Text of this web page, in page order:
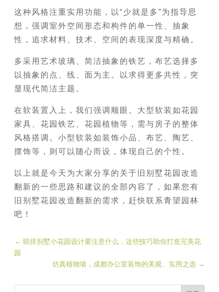
这种风格注重实用功能，以“少就是多”为指导思
想，强调室外空间形态和构件的单一性、抽象
性，追求材料、技术、空间的表现深度与精确。
多采用艺术玻璃、简洁抽象的铁艺，布艺选择多
以抽象的点、线、面为主。以求得更多共性，突
显现代简洁主题。
在软装置入上，我们强调顺眼。大型软装如花园
家具、花园铁艺、花园植物等，需与房子的整体
风格搭调。小型软装如装饰小品、布艺、陶艺、
摆饰等，则可以随心而设，体现自己的个性。
以上就是今天为大家分享的关于旧别墅花园改造
翻新的一些思路和建议的全部内容了，如果您有
旧别墅花园改造翻新的需求，赶快联系青望园林
吧！
←联排别墅小花园设计要注意什么，这些技巧助你打造完美花
园
仿真植物墙，成都办公室装饰的美观、实用之选→